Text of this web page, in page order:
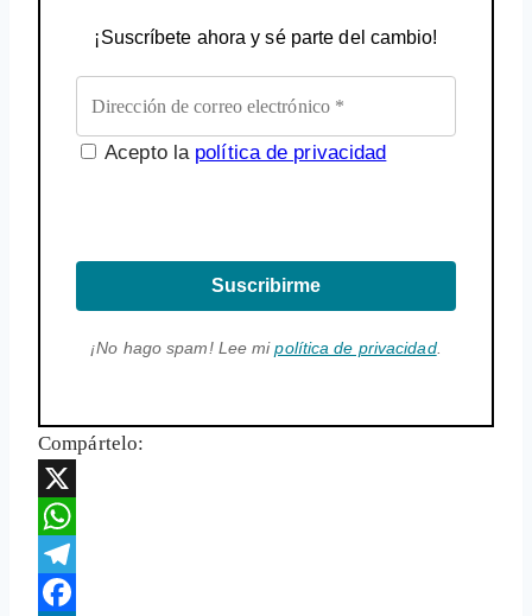
¡Suscríbete ahora y sé parte del cambio!
Acepto la política de privacidad
Suscribirme
¡No hago spam! Lee mipolítica de privacidad.
Compártelo:
X
WhatsApp
Telegram